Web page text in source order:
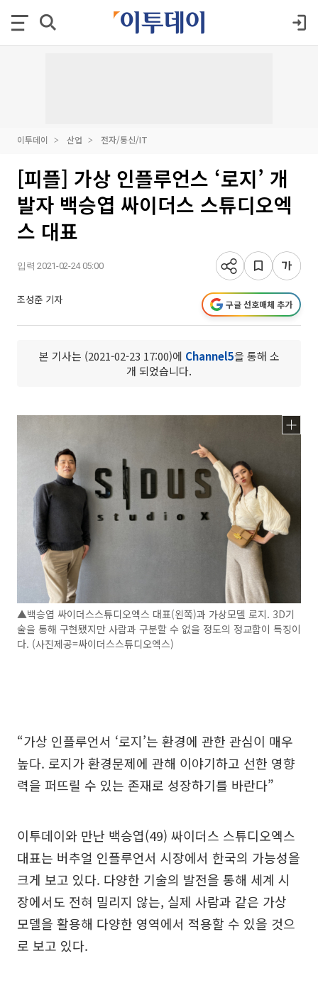
이투데이 산업 전자/통신/IT
[피플] 가상 인플루언스 ‘로지’ 개
발자 백승엽 싸이더스 스튜디오엑
스 대표
입력 2021-02-24 05:00
조성준 기자 구글 선호매체 추가
본 기사는 (2021-02-23 17:00)에 Channel5을 통해 소
개 되었습니다.
▲백승엽 싸이더스스튜디오엑스 대표(왼쪽)과 가상모델 로지. 3D기
술을 통해 구현됐지만 사람과 구분할 수 없을 정도의 정교함이 특징이
다. (사진제공=싸이더스스튜디오엑스)
“가상 인플루언서 ‘로지’는 환경에 관한 관심이 매우
높다. 로지가 환경문제에 관해 이야기하고 선한 영향
력을 퍼뜨릴 수 있는 존재로 성장하기를 바란다”
이투데이와 만난 백승엽(49) 싸이더스 스튜디오엑스
대표는 버추얼 인플루언서 시장에서 한국의 가능성을
크게 보고 있다. 다양한 기술의 발전을 통해 세계 시
장에서도 전혀 밀리지 않는, 실제 사람과 같은 가상
모델을 활용해 다양한 영역에서 적용할 수 있을 것으
로 보고 있다.